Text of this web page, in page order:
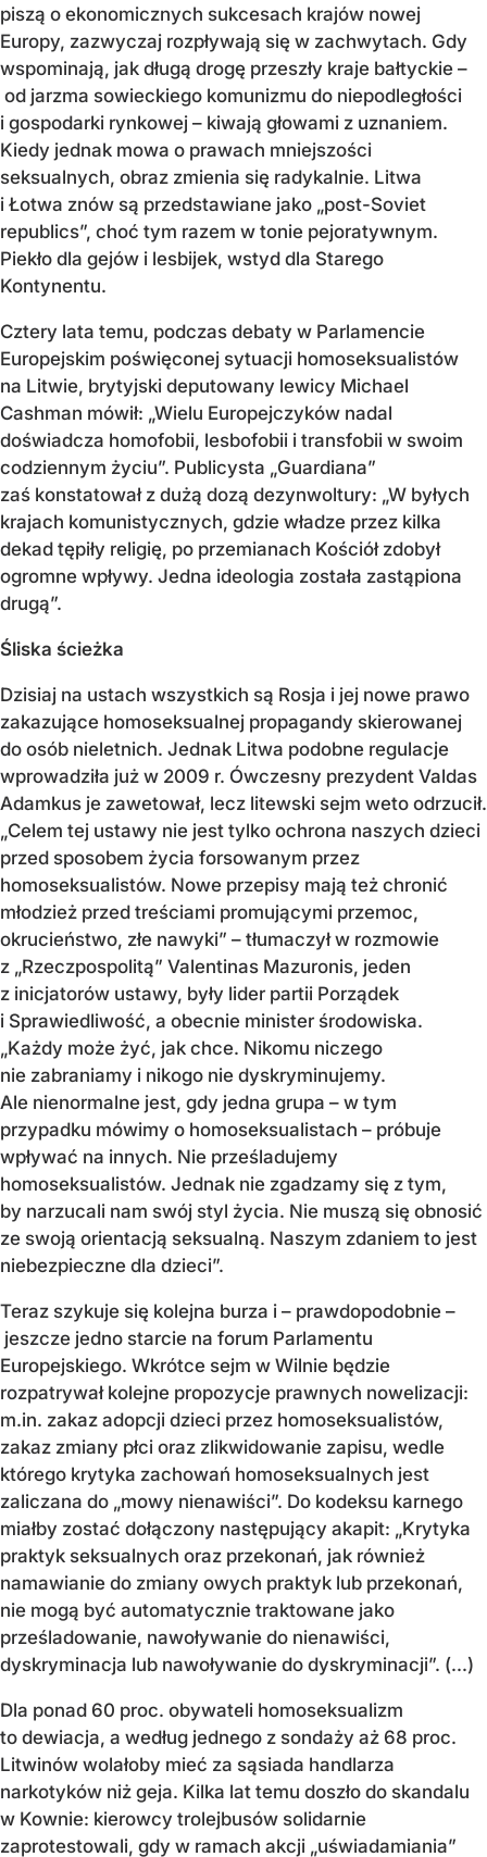
piszą o ekonomicznych sukcesach krajów nowej
Europy, zazwyczaj rozpływają się w zachwytach. Gdy
wspominają, jak długą drogę przeszły kraje bałtyckie –
od jarzma sowieckiego komunizmu do niepodległości
i gospodarki rynkowej – kiwają głowami z uznaniem.
Kiedy jednak mowa o prawach mniejszości
seksualnych, obraz zmienia się radykalnie. Litwa
i Łotwa znów są przedstawiane jako „post-Soviet
republics”, choć tym razem w tonie pejoratywnym.
Piekło dla gejów i lesbijek, wstyd dla Starego
Kontynentu.
Cztery lata temu, podczas debaty w Parlamencie
Europejskim poświęconej sytuacji homoseksualistów
na Litwie, brytyjski deputowany lewicy Michael
Cashman mówił: „Wielu Europejczyków nadal
doświadcza homofobii, lesbofobii i transfobii w swoim
codziennym życiu”. Publicysta „Guardiana”
zaś konstatował z dużą dozą dezynwoltury: „W byłych
krajach komunistycznych, gdzie władze przez kilka
dekad tępiły religię, po przemianach Kościół zdobył
ogromne wpływy. Jedna ideologia została zastąpiona
drugą”.
Śliska ścieżka
Dzisiaj na ustach wszystkich są Rosja i jej nowe prawo
zakazujące homoseksualnej propagandy skierowanej
do osób nieletnich. Jednak Litwa podobne regulacje
wprowadziła już w 2009 r. Ówczesny prezydent Valdas
Adamkus je zawetował, lecz litewski sejm weto odrzucił.
„Celem tej ustawy nie jest tylko ochrona naszych dzieci
przed sposobem życia forsowanym przez
homoseksualistów. Nowe przepisy mają też chronić
młodzież przed treściami promującymi przemoc,
okrucieństwo, złe nawyki” – tłumaczył w rozmowie
z „Rzeczpospolitą” Valentinas Mazuronis, jeden
z inicjatorów ustawy, były lider partii Porządek
i Sprawiedliwość, a obecnie minister środowiska.
„Każdy może żyć, jak chce. Nikomu niczego
nie zabraniamy i nikogo nie dyskryminujemy.
Ale nienormalne jest, gdy jedna grupa – w tym
przypadku mówimy o homoseksualistach – próbuje
wpływać na innych. Nie prześladujemy
homoseksualistów. Jednak nie zgadzamy się z tym,
by narzucali nam swój styl życia. Nie muszą się obnosić
ze swoją orientacją seksualną. Naszym zdaniem to jest
niebezpieczne dla dzieci”.
Teraz szykuje się kolejna burza i – prawdopodobnie –
jeszcze jedno starcie na forum Parlamentu
Europejskiego. Wkrótce sejm w Wilnie będzie
rozpatrywał kolejne propozycje prawnych nowelizacji:
m.in. zakaz adopcji dzieci przez homoseksualistów,
zakaz zmiany płci oraz zlikwidowanie zapisu, wedle
którego krytyka zachowań homoseksualnych jest
zaliczana do „mowy nienawiści”. Do kodeksu karnego
miałby zostać dołączony następujący akapit: „Krytyka
praktyk seksualnych oraz przekonań, jak również
namawianie do zmiany owych praktyk lub przekonań,
nie mogą być automatycznie traktowane jako
prześladowanie, nawoływanie do nienawiści,
dyskryminacja lub nawoływanie do dyskryminacji”. (...)
Dla ponad 60 proc. obywateli homoseksualizm
to dewiacja, a według jednego z sondaży aż 68 proc.
Litwinów wolałoby mieć za sąsiada handlarza
narkotyków niż geja. Kilka lat temu doszło do skandalu
w Kownie: kierowcy trolejbusów solidarnie
zaprotestowali, gdy w ramach akcji „uświadamiania”